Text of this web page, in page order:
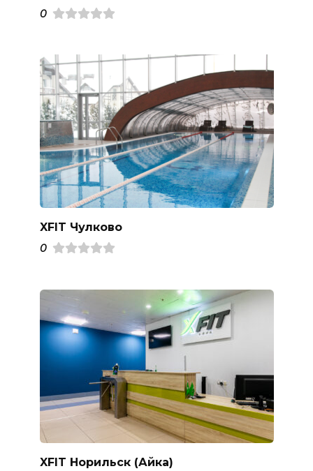
0
XFIT Чулково
0
XFIT Норильск (Айка)